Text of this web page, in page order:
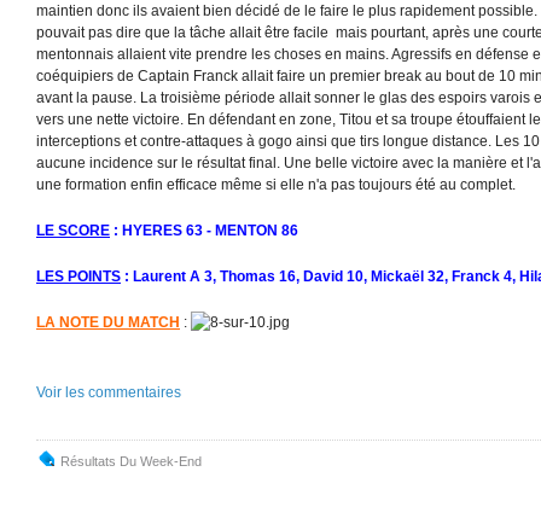
maintien donc ils avaient bien décidé de le faire le plus rapidement
pouvait pas dire que la tâche allait être facile mais pourtant, après une
mentonnais allaient vite prendre les choses en mains. Agressifs en défense
coéquipiers de Captain Franck allait faire un premier break au bout de 10
avant la pause. La troisième période allait sonner le glas des espoirs varois
vers une nette victoire. En défendant en zone, Titou et sa troupe étouffaient
interceptions et contre-attaques à gogo ainsi que tirs longue distance. Les
aucune incidence sur le résultat final. Une belle victoire avec la manière et
une formation enfin efficace même si elle n'a pas toujours été au complet.
LE SCORE : HYERES 63 - MENTON 86
LES POINTS : Laurent A 3, Thomas 16, David 10, Mickaël 32, Franck 4,
LA NOTE DU MATCH :
Voir les commentaires
Résultats Du Week-End